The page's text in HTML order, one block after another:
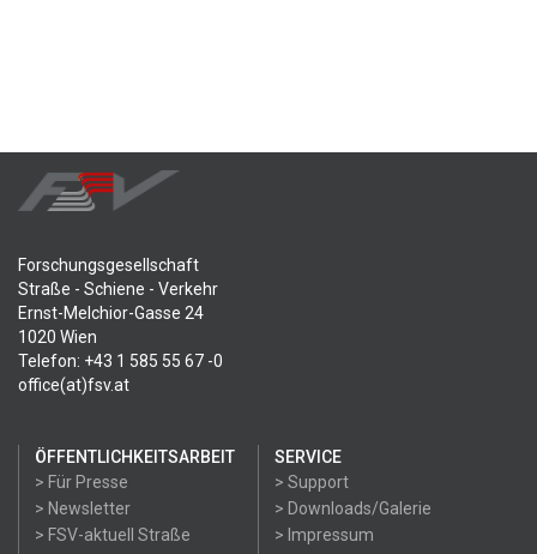
Forschungsgesellschaft
Straße - Schiene - Verkehr
Ernst-Melchior-Gasse 24
1020 Wien
Telefon: +43 1 585 55 67 -0
office(at)fsv.at
ÖFFENTLICHKEITSARBEIT
> Für Presse
> Newsletter
> FSV-aktuell Straße
SERVICE
> Support
> Downloads/Galerie
> Impressum